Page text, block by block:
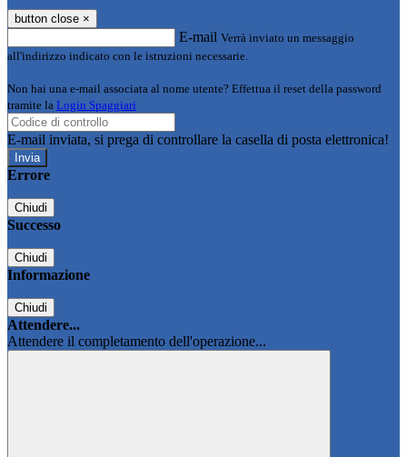
button close ×
E-mail Verrà inviato un messaggio
all'indirizzo indicato con le istruzioni necessarie.
Non hai una e-mail associata al nome utente? Effettua il reset della password
tramite la Login Spaggiari
E-mail inviata, si prega di controllare la casella di posta elettronica!
Errore
Chiudi
Successo
Chiudi
Informazione
Chiudi
Attendere...
Attendere il completamento dell'operazione...